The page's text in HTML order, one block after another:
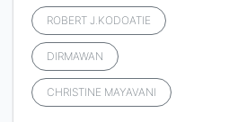
ROBERT J.KODOATIE
DIRMAWAN
CHRISTINE MAYAVANI